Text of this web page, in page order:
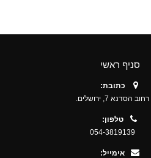
סניף ראשי
כתובת:
רחוב הסדנא 7, ירושלים.
טלפון:
054-3819139
אימייל: